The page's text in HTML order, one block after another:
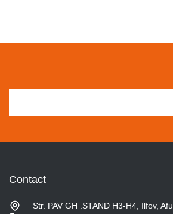
Contact
Str. PAV GH .STAND H3-H4, Ilfov,